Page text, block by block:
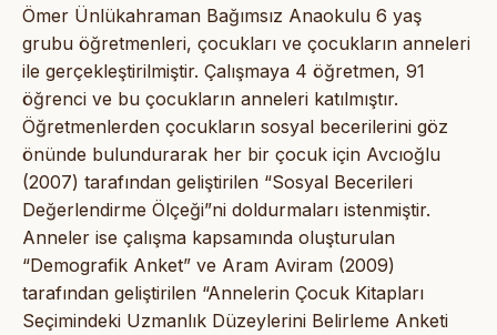
Ömer Ünlükahraman Bağımsız Anaokulu 6 yaş
grubu öğretmenleri, çocukları ve çocukların anneleri
ile gerçekleştirilmiştir. Çalışmaya 4 öğretmen, 91
öğrenci ve bu çocukların anneleri katılmıştır.
Öğretmenlerden çocukların sosyal becerilerini göz
önünde bulundurarak her bir çocuk için Avcıoğlu
(2007) tarafından geliştirilen “Sosyal Becerileri
Değerlendirme Ölçeği”ni doldurmaları istenmiştir.
Anneler ise çalışma kapsamında oluşturulan
“Demografik Anket” ve Aram Aviram (2009)
tarafından geliştirilen “Annelerin Çocuk Kitapları
Seçimindeki Uzmanlık Düzeylerini Belirleme Anketi